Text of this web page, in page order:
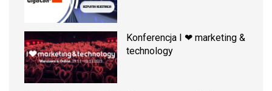
Konferencja I ❤ marketing &
technology